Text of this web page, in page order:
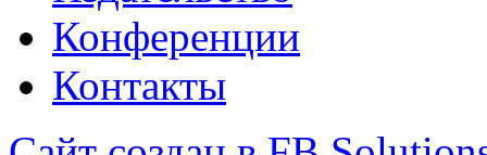
Конференции
Контакты